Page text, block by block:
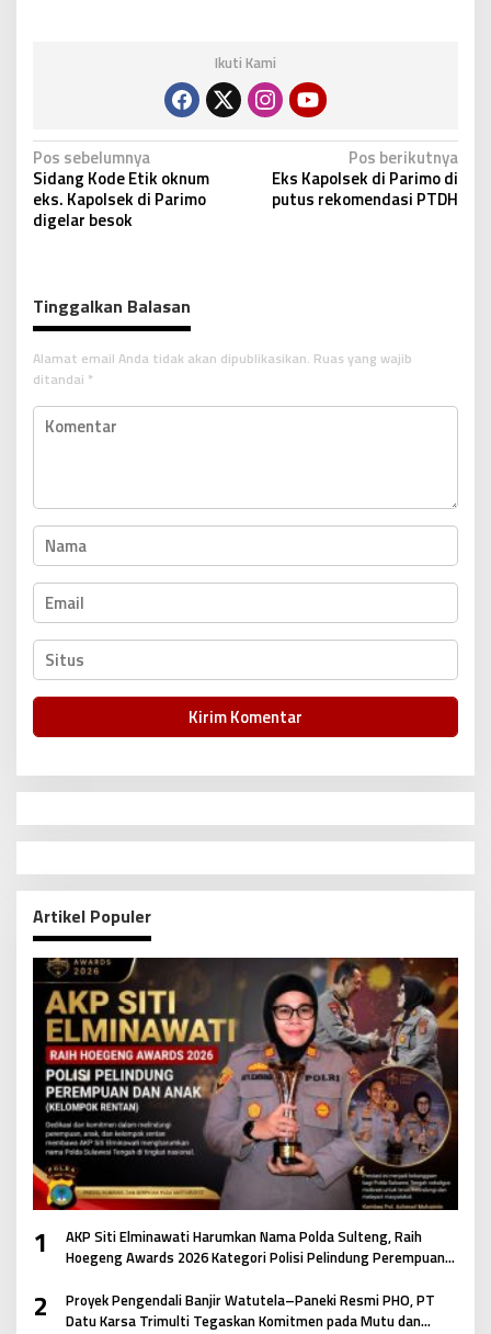
Ikuti Kami
N
a
v
a
s
i
p
o
Pos sebelumnya
Sidang Kode Etik oknum
eks. Kapolsek di Parimo
digelar besok
Pos berikutnya
Eks Kapolsek di Parimo di
putus rekomendasi PTDH
Tinggalkan Balasan
Alamat email Anda tidak akan dipublikasikan. Ruas yang wajib
ditandai *
Artikel Populer
1
AKP Siti Elminawati Harumkan Nama Polda Sulteng, Raih
Hoegeng Awards 2026 Kategori Polisi Pelindung Perempuan
2
Proyek Pengendali Banjir Watutela–Paneki Resmi PHO, PT
Datu Karsa Trimulti Tegaskan Komitmen pada Mutu dan